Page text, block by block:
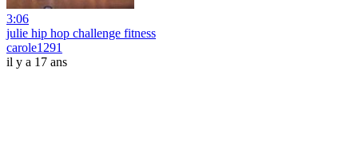
3:06
julie hip hop challenge fitness
carole1291
il y a 17 ans